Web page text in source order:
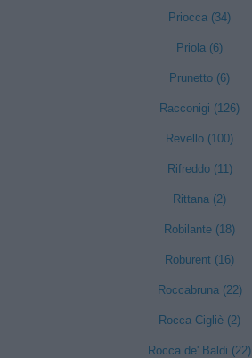
Priocca (34)
Priola (6)
Prunetto (6)
Racconigi (126)
Revello (100)
Rifreddo (11)
Rittana (2)
Robilante (18)
Roburent (16)
Roccabruna (22)
Rocca Cigliè (2)
Rocca de' Baldi (22)